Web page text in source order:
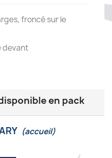
froncé sur le
devant
en pack
(accueil)